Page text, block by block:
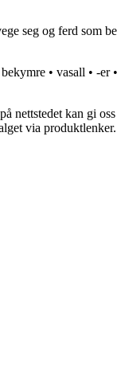
seg og ferd som
bekymre • vasall • -er•
nettstedet kan gi
via